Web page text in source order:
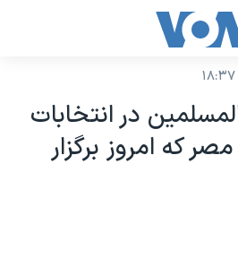
در انتخابات
که امروز برگزار